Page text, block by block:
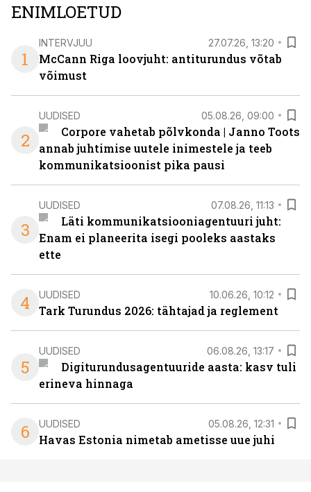
ENIMLOETUD
1
INTERVJUU 27.07.26, 13:20
McCann Riga loovjuht: antiturundus võtab
võimust
2
UUDISED 05.08.26, 09:00
Corpore vahetab põlvkonda | Janno Toots
annab juhtimise uutele inimestele ja teeb
kommunikatsioonist pika pausi
3
UUDISED 07.08.26, 11:13
Läti kommunikatsiooniagentuuri juht:
Enam ei planeerita isegi pooleks aastaks
ette
4 UUDISED 10.06.26, 10:12
Tark Turundus 2026: tähtajad ja reglement
5
UUDISED 06.08.26, 13:17
Digiturundusagentuuride aasta: kasv tuli
erineva hinnaga
6 UUDISED 05.08.26, 12:31
Havas Estonia nimetab ametisse uue juhi